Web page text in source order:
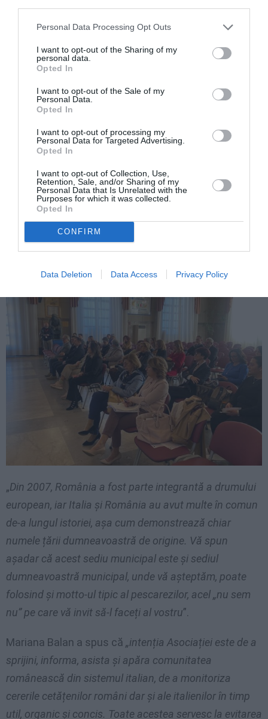
Personal Data Processing Opt Outs
I want to opt-out of the Sharing of my
personal data.
Opted In
I want to opt-out of the Sale of my
Personal Data.
Opted In
I want to opt-out of processing my
Personal Data for Targeted Advertising.
Opted In
I want to opt-out of Collection, Use,
Retention, Sale, and/or Sharing of my
Personal Data that Is Unrelated with the
Purposes for which it was collected.
Opted In
CONFIRM
Data Deletion Data Access Privacy Policy
necunoașterii drepturilor. „Proiectul „Sunt informat”
este un instrument necesar, având în vedere
care reprezintă aproape 30% din populația
”. a spus președintele Consiliului Local,
Marcello Antonelli, adresându-se publicului prezent în
sala de consiliu – „dar sunteți gazde pentru căfaceți
atât de multe în familiile voastr
voastre pentru a ne îmbunătăți economia și coeziunea
socială.”
Citește și
câștigat marele premiu de 1 milion de dolari la
„America’s Got Talent” – VIDEO
„Din 2007, România a fost parte integrantă a drumului
european, iar Italia și România au avut multe în comun
de-a lungul istoriei, așa cum demonstrează chiar
numele țării dumneavoastră de origine. Vă spun
așadar că acest sediu municipal este și sediul
dumneavoastră municipal, unde vă așteptăm, poate
folosind și motto-ul tipic al pescarezilor, acel „nu sem
nu” pe care vă invit să-l faceți al vostru”.
Mariana Balan a spus că „intenția Asociației este de a
sprijini, informa, asista și apăra comunitatea
românească din sistemul italian, de a monitoriza
cererile cetățenilor români dar și ale italienilor în timp
util, organic și concis. Toate acestea servesc la evitarea